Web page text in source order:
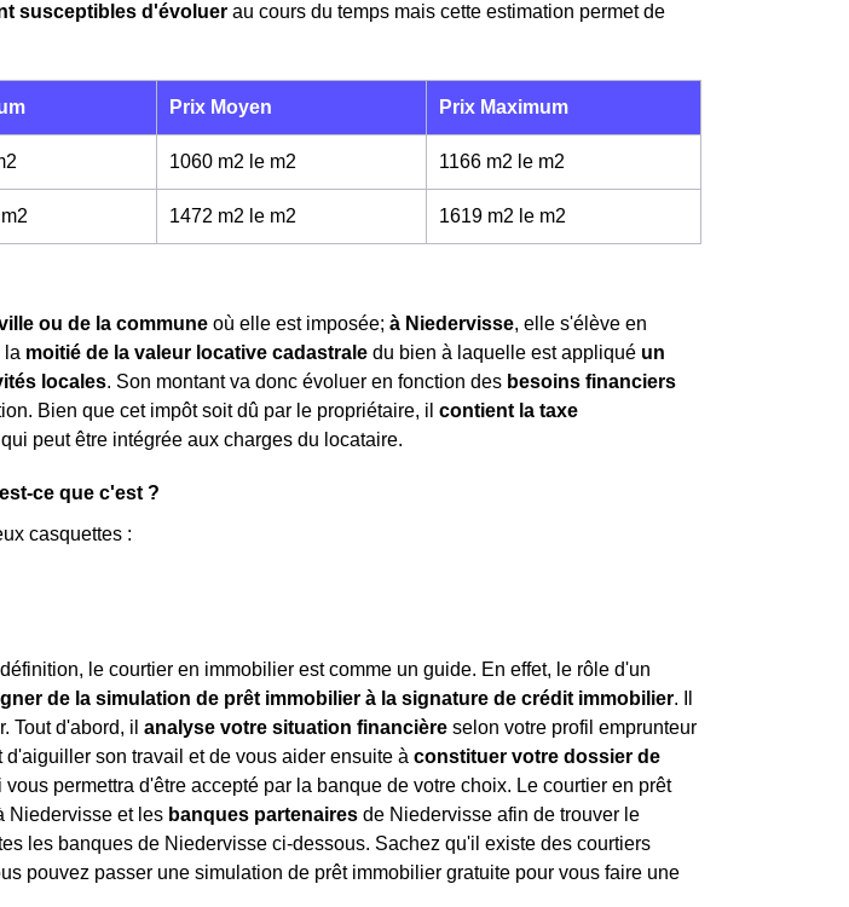
susceptibles d'évoluer au cours du temps mais cette estimation permet de
Prix Moyen Prix Maximum
2 1060 m2 le m2 1166 m2 le m2
2 1472 m2 le m2 1619 m2 le m2
ou de la commune où elle est imposée; à Niedervisse, elle s'élève en
la moitié de la valeur locative cadastrale du bien à laquelle est appliqué un
locales. Son montant va donc évoluer en fonction des besoins financiers
Bien que cet impôt soit dû par le propriétaire, il contient la taxe
qui peut être intégrée aux charges du locataire.
ce que c'est ?
casquettes :
le courtier en immobilier est comme un guide. En effet, le rôle d'un
de la simulation de prêt immobilier à la signature de crédit immobilier. Il
Tout d'abord, il analyse votre situation financière selon votre profil emprunteur
son travail et de vous aider ensuite à constituer votre dossier de
permettra d'être accepté par la banque de votre choix. Le courtier en prêt
Niedervisse et les banques partenaires de Niedervisse afin de trouver le
les banques de Niedervisse ci-dessous. Sachez qu'il existe des courtiers
pouvez passer une simulation de prêt immobilier gratuite pour vous faire une